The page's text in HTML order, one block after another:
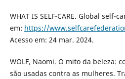
WHAT IS SELF-CARE. Global self-
em: https://
Acesso em: 24 mar. 2024.
WOLF, Naomi. O mito da beleza:
são usadas contra as mulheres.